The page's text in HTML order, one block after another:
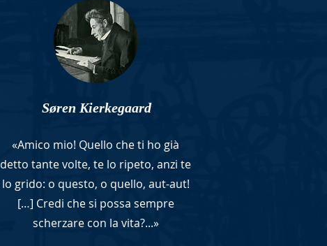
Søren Kierkegaard
«Amico mio! Quello che ti ho già
detto tante volte, te lo ripeto, anzi te
lo grido: o questo, o quello, aut-aut!
[…] Credi che si possa sempre
scherzare con la vita?...»